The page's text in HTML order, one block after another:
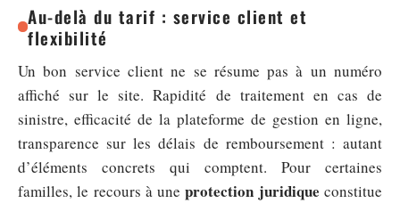
Au-delà du tarif : service client et
flexibilité
Un bon service client ne se résume pas à un numéro
affiché sur le site. Rapidité de traitement en cas de
sinistre, efficacité de la plateforme de gestion en ligne,
transparence sur les délais de remboursement : autant
d’éléments concrets qui comptent. Pour certaines
familles, le recours à uneprotection juridique constitue